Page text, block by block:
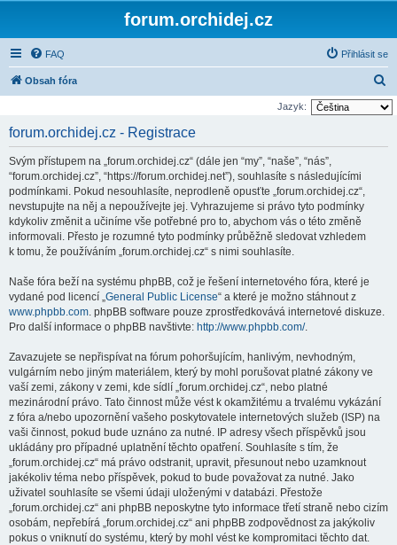
forum.orchidej.cz
FAQ Přihlásit se
Obsah fóra
l
Jazyk:
forum.orchidej.cz - Registrace
Svým přístupem na „forum.orchidej.cz“ (dále jen “my”, “naše”, “nás”,
“forum.orchidej.cz”, “https://forum.orchidej.net”), souhlasíte s následujícími
podmínkami. Pokud nesouhlasíte, neprodleně opusťte „forum.orchidej.cz“,
nevstupujte na něj a nepoužívejte jej. Vyhrazujeme si právo tyto podmínky
kdykoliv změnit a učiníme vše potřebné pro to, abychom vás o této změně
informovali. Přesto je rozumné tyto podmínky průběžně sledovat vzhledem
k tomu, že používáním „forum.orchidej.cz“ s nimi souhlasíte.
Naše fóra beží na systému phpBB, což je řešení internetového fóra, které je
vydané pod licencí „General Public License“ a které je možno stáhnout z
www.phpbb.com. phpBB software pouze zprostředkovává internetové diskuze.
Pro další informace o phpBB navštivte: http://www.phpbb.com/.
Zavazujete se nepřispívat na fórum pohoršujícím, hanlivým, nevhodným,
vulgárním nebo jiným materiálem, který by mohl porušovat platné zákony ve
vaší zemi, zákony v zemi, kde sídlí „forum.orchidej.cz“, nebo platné
mezinárodní právo. Tato činnost může vést k okamžitému a trvalému vykázání
z fóra a/nebo upozornění vašeho poskytovatele internetových služeb (ISP) na
vaši činnost, pokud bude uznáno za nutné. IP adresy všech příspěvků jsou
ukládány pro případné uplatnění těchto opatření. Souhlasíte s tím, že
„forum.orchidej.cz“ má právo odstranit, upravit, přesunout nebo uzamknout
jakékoliv téma nebo příspěvek, pokud to bude považovat za nutné. Jako
uživatel souhlasíte se všemi údaji uloženými v databázi. Přestože
„forum.orchidej.cz“ ani phpBB neposkytne tyto informace třetí straně nebo cizím
osobám, nepřebírá „forum.orchidej.cz“ ani phpBB zodpovědnost za jakýkoliv
pokus o vniknutí do systému, který by mohl vést ke kompromitaci těchto dat.